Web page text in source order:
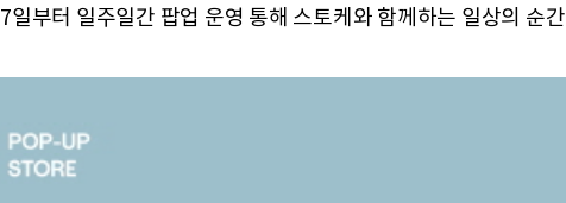
7일부터 일주일간 팝업 운영 통해 스토케와 함께하는 일상의 순